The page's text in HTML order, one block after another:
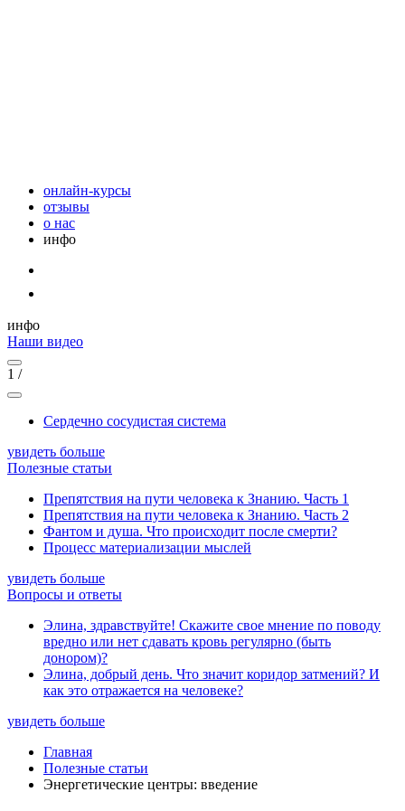
онлайн-курсы
отзывы
о нас
инфо
инфо
Наши видео
1 /
Сердечно сосудистая система
увидеть больше
Полезные статьи
Препятствия на пути человека к Знанию. Часть 1
Препятствия на пути человека к Знанию. Часть 2
Фантом и душа. Что происходит после смерти?
Процесс материализации мыслей
увидеть больше
Вопросы и ответы
Элина, здравствуйте! Скажите свое мнение по поводу
вредно или нет сдавать кровь регулярно (быть
донором)?
Элина, добрый день. Что значит коридор затмений? И
как это отражается на человеке?
увидеть больше
Главная
Полезные статьи
Энергетические центры: введение